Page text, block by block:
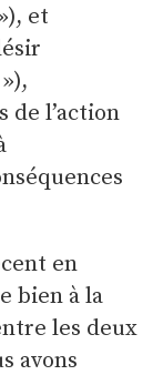
et
de l’action
en
bien à la
les deux
avons